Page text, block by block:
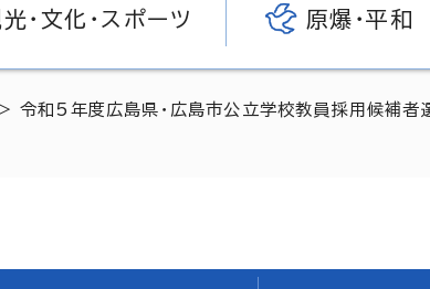
・文化・スポーツ 原爆・平和
令和5年度広島県・広島市公立学校教員採用候補者